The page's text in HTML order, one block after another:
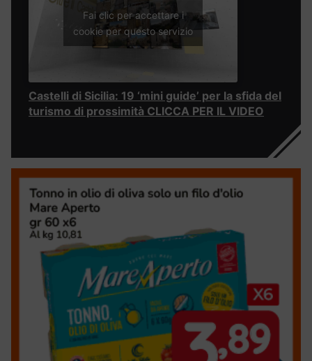
Fai clic per accettare i
cookie per questo servizio
Castelli di Sicilia: 19 ‘mini guide’ per la sfida del
turismo di prossimità CLICCA PER IL VIDEO